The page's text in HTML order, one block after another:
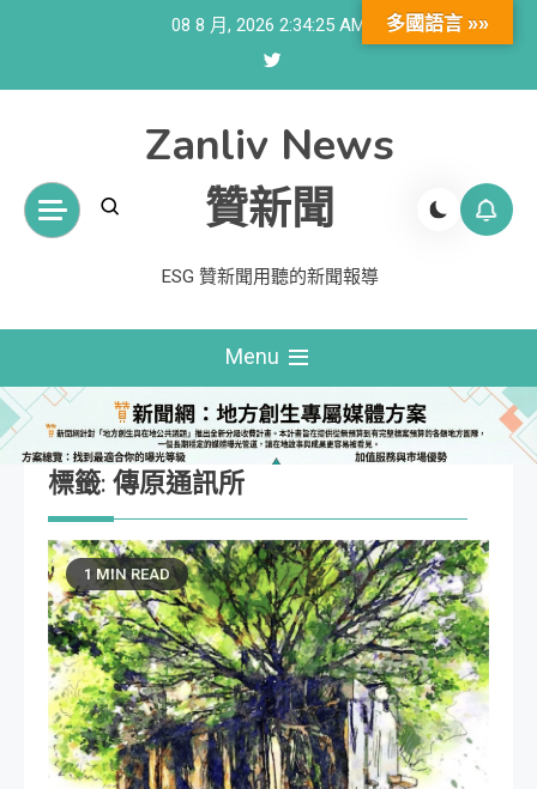
08 8 月, 2026 2:34:26 AM
Zanliv News
贊新聞
ESG 贊新聞用聽的新聞報導
Menu
標籤: 傳原通訊所
1 MIN READ
多國語言 »»